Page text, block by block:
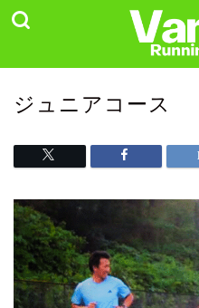
ジュニアコース